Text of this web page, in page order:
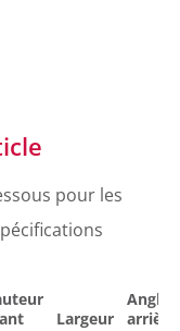
pour les
Largeur
Angle
arrière